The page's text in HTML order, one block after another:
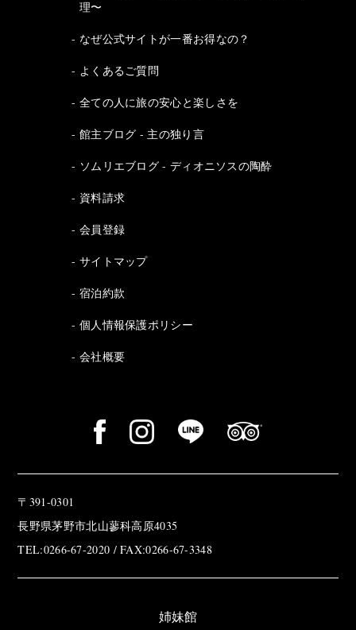
理〜
なぜ公式サイトが一番お得なの？
よくあるご質問
全ての人に旅の安心と楽しさを
館主ブログ - 主の独り言
ソムリエブログ - ディオニソスの陶酔
資料請求
会員登録
サイトマップ
宿泊約款
個人情報保護ポリシー
会社概要
〒391-0301
長野県茅野市北山蓼科高原4035
TEL:0266-67-2020 / FAX:0266-67-3348
姉妹館